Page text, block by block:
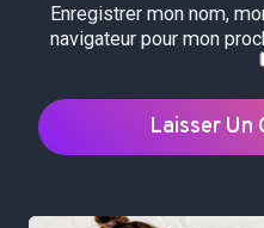
Enregistrer mon nom,
navigateur pour mon